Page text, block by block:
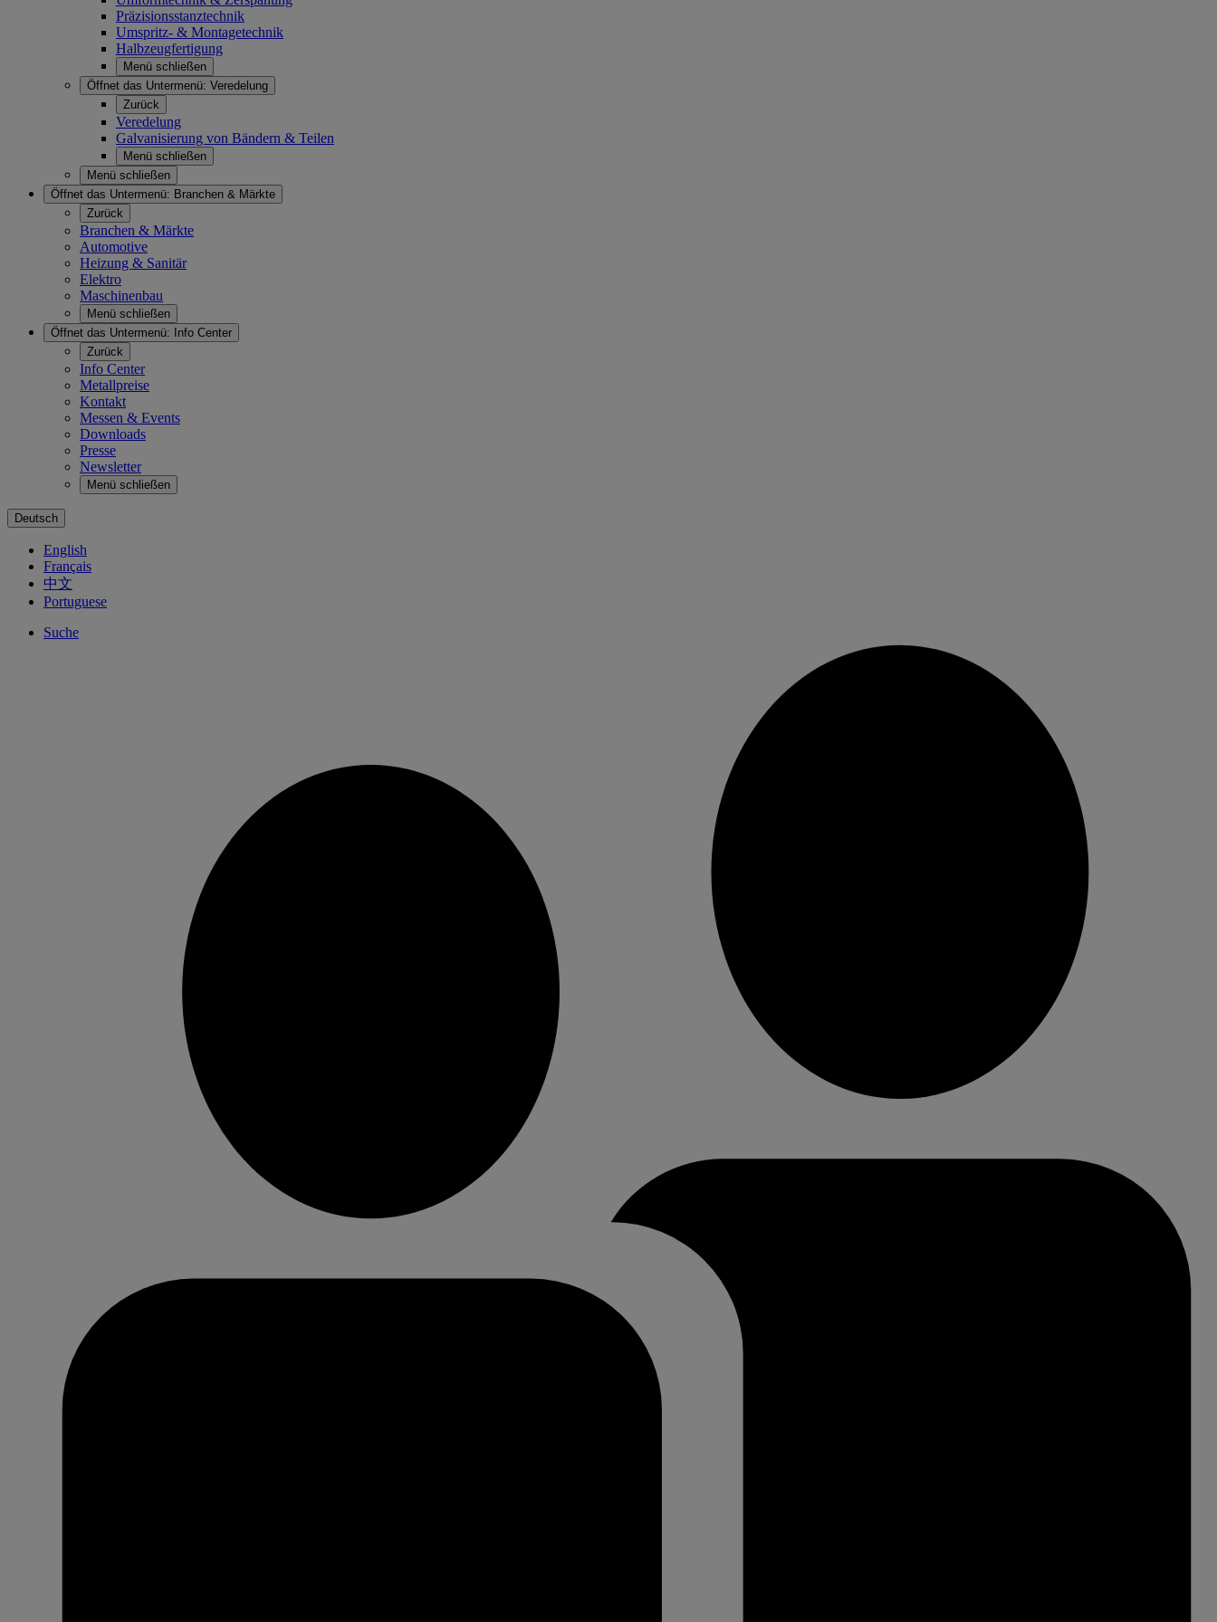
Präzisionsstanztechnik
Umspritz- & Montagetechnik
Halbzeugfertigung
Menü schließen
Öffnet das Untermenü: Veredelung
Zurück
Veredelung
Galvanisierung von Bändern & Teilen
Menü schließen
Menü schließen
Öffnet das Untermenü: Branchen & Märkte
Zurück
Branchen & Märkte
Automotive
Heizung & Sanitär
Elektro
Maschinenbau
Menü schließen
Öffnet das Untermenü:
Info Center
Zurück
Info Center
Metallpreise
Kontakt
Messen & Events
Downloads
Presse
Newsletter
Menü schließen
Deutsch
English
Français
中文
Portuguese
Suche